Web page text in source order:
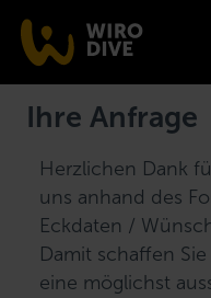
Ihre Anfrage
Herzlichen Dank
uns anhand des
Eckdaten /
Damit schaffen
eine möglichst